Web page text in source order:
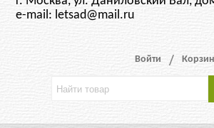
e-mail: letsad@mail.ru
Войти